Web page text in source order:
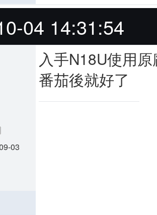
04 14:31:54
03
入手N18U使用
番茄後就好了